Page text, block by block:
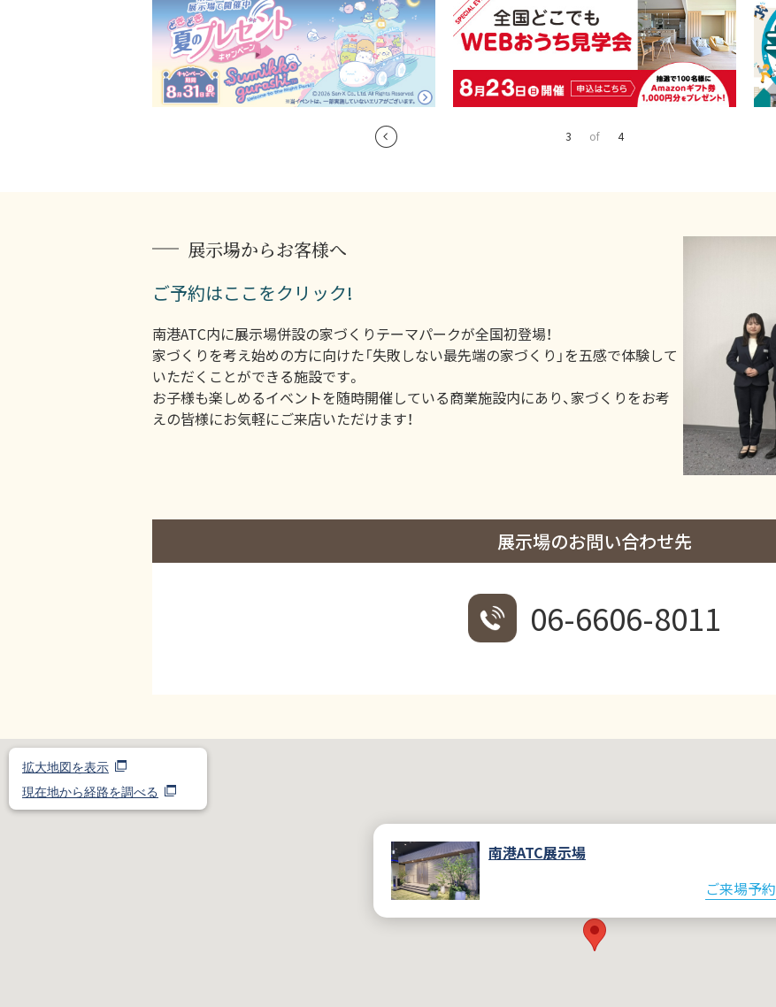
4 of 4
展示場からお客様へ
ご予約はここをクリック!
南港ATC内に展示場併設の家づくりテーマパークが全国初登場！
家づくりを考え始めの方に向けた「失敗しない最先端の家づくり」を五感で体験して
いただくことができる施設です。
お子様も楽しめるイベントを随時開催している商業施設内にあり、家づくりをお考
えの皆様にお気軽にご来店いただけます！
展示場のお問い合わせ先
06-6606-8011
拡大地図を表示
現在地から経路を調べる
南港ATC展示場
ご来場予約